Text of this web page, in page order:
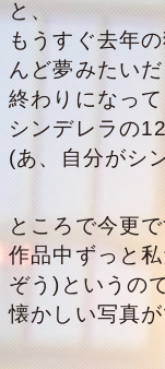
と、
もうすぐ去年
んど夢みたい
終わりになっ
シンデレラの
(あ、自分がシ
ところで今更
作品中ずっと
ぞう)というの
懐かしい写真